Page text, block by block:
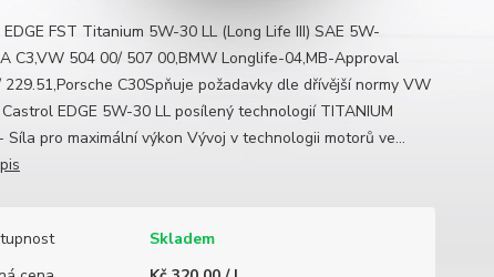
FST Titanium 5W-30 LL (Long Life III) SAE 5W-
C3,VW 504 00/ 507 00,BMW Longlife-04,MB-Approval
229.51,Porsche C30Spňuje požadavky dle dřívější normy VW
EDGE 5W-30 LL posílený technologií TITANIUM
pro maximální výkon Vývoj v technologii motorů ve...
Skladem